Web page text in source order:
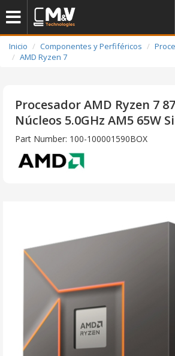
Inicio Componentes y Perfiféricos
AMD Ryzen 7
Procesador AMD Ryzen 7
Núcleos 5.0GHz AM5 65W
Part Number: 100-100001590BOX